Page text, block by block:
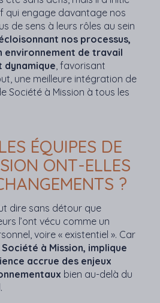
qui engage davantage nos
de sens à leurs rôles au sein
nos processus,
environnement de travail
, favorisant
une meilleure intégration de
Société à Mission à tous les
ÉQUIPES DE
ONT-ELLES
?
dire sans détour que
l’ont vécu comme un
voire « existentiel ». Car
à Mission, implique
accrue des enjeux
bien au-delà du